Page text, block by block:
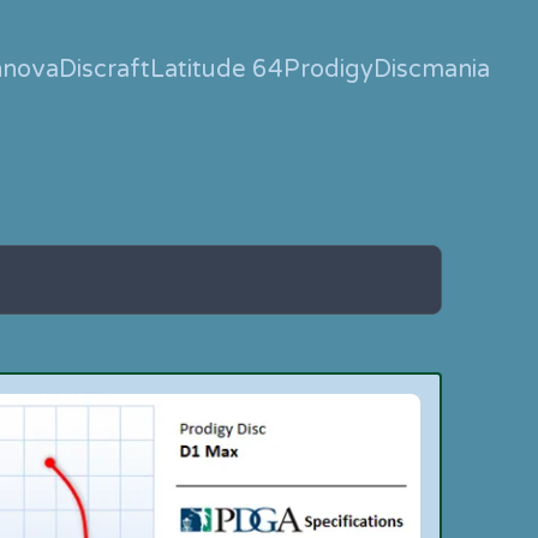
DiscraftLatitude 64ProdigyDiscmania